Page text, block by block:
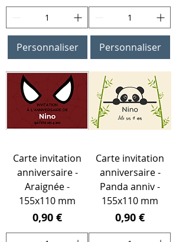
Personnaliser Personnaliser
Carte invitation
anniversaire -
Araignée -
155x110 mm
Prix
0,90 €
Carte invitation
anniversaire -
Panda anniv -
155x110 mm
Prix
0,90 €